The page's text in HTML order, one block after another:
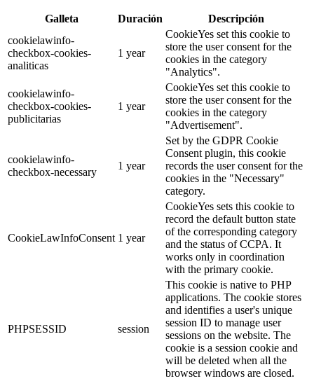
Galleta Duración
Descripción
cookielawinfo-
checkbox-cookies-
analiticas
1 year
CookieYes set this cookie to
store the user consent for the
cookies in the category
"Analytics".
cookielawinfo-
checkbox-cookies-
publicitarias
1 year
CookieYes set this cookie to
store the user consent for the
cookies in the category
"Advertisement".
cookielawinfo-
checkbox-necessary
1 year
Set by the GDPR Cookie
Consent plugin, this cookie
records the user consent for the
cookies in the "Necessary"
category.
CookieLawInfoConsent 1 year
CookieYes sets this cookie to
record the default button state
of the corresponding category
and the status of CCPA. It
works only in coordination
with the primary cookie.
PHPSESSID session
This cookie is native to PHP
applications. The cookie stores
and identifies a user's unique
session ID to manage user
sessions on the website. The
cookie is a session cookie and
will be deleted when all the
browser windows are closed.